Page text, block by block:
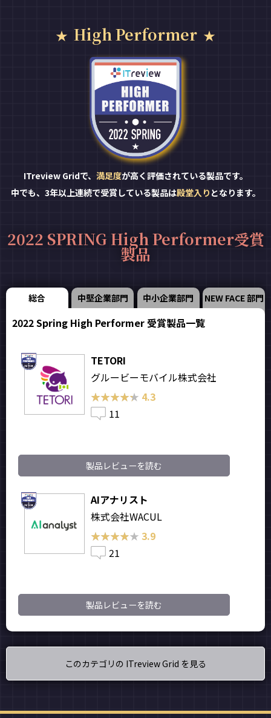
High Performer
ITreview Gridで、 満足度が高く評価されている製品です。
中でも、3年以上連続で受賞している製品は殿堂入り となります。
2022 SPRING High Performer受賞
製品
総合 中堅企業部門 中小企業部門 NEW FACE 部門
2022 Spring High Performer 受賞製品一覧
TETORI
グルービーモバイル株式会社
★★★★★
★★★★★ 4.3
11
製品レビューを読む
AIアナリスト
株式会社WACUL
★★★★★
★★★★★ 3.9
21
製品レビューを読む
このカテゴリの ITreview Grid を見る